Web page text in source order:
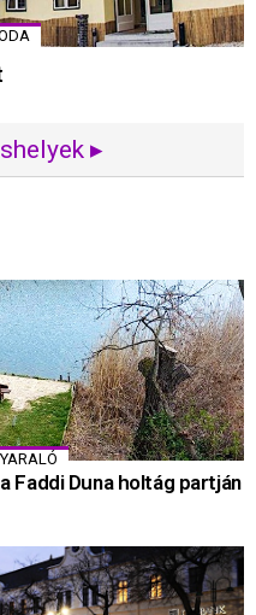
▸
Faddi Duna holtág partján